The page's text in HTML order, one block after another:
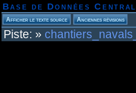
Base de Données
Piste: »